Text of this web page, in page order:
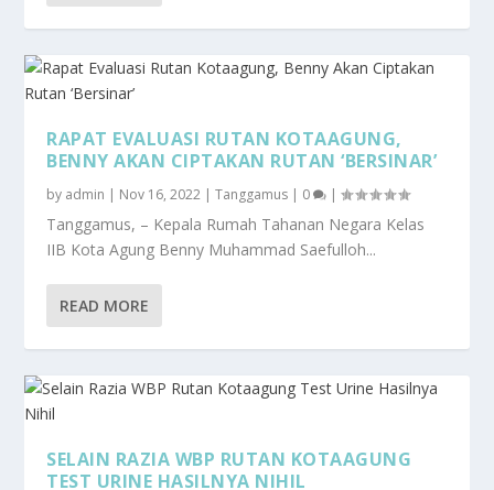
RAPAT EVALUASI RUTAN KOTAAGUNG,
BENNY AKAN CIPTAKAN RUTAN ‘BERSINAR’
by admin | Nov 16, 2022 |Tanggamus | 0 |
Tanggamus, – Kepala Rumah Tahanan Negara Kelas
IIB Kota Agung Benny Muhammad Saefulloh...
READ MORE
SELAIN RAZIA WBP RUTAN KOTAAGUNG
TEST URINE HASILNYA NIHIL